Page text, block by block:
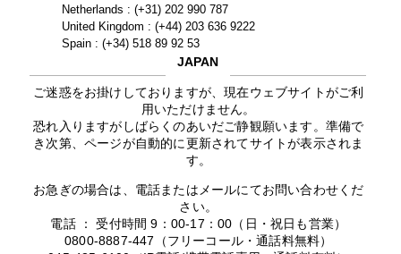
Netherlands : (+31) 202 990 787
United Kingdom : (+44) 203 636 9222
Spain : (+34) 518 89 92 53
JAPAN
ご迷惑をお掛けしておりますが、現在ウェブサイトがご利
用いただけません。
恐れ入りますがしばらくのあいだご静観願います。準備で
き次第、ページが自動的に更新されてサイトが表示されま
す。
お急ぎの場合は、電話またはメールにてお問い合わせくだ
さい。
電話 ： 受付時間 9：00-17：00（日・祝日も営業）
0800-8887-447（フリーコール・通話料無料）